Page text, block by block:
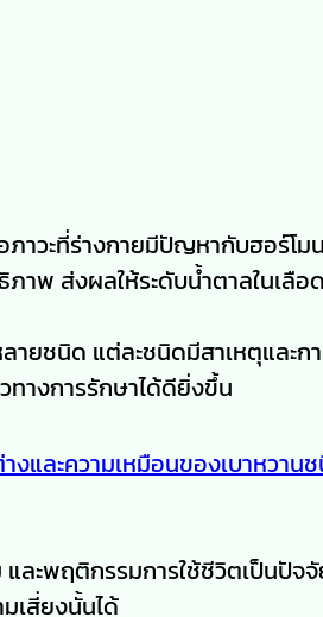
ภาวะที่ร่างกายมีปัญหากับฮอร์โม
าพ ส่งผลให้ระดับน้ำตาลในเลือ
ลายชนิด แต่ละชนิดมีสาเหตุและ
ทางการรักษาได้ดียิ่งขึ้น
งและความเหมือนของเบาหวานช
ละพฤติกรรมการใช้ชีวิตเป็นปัจ
เสี่ยงนั้นได้